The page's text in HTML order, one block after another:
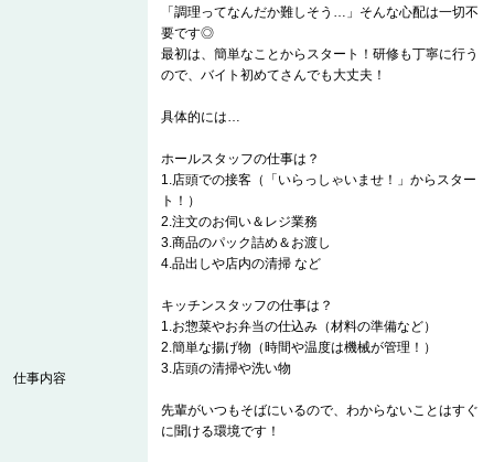
仕事内容
「調理ってなんだか難しそう…」そんな心配は一切不
要です◎
最初は、簡単なことからスタート！研修も丁寧に行う
ので、バイト初めてさんでも大丈夫！
具体的には…
ホールスタッフの仕事は？
1.店頭での接客（「いらっしゃいませ！」からスター
ト！）
2.注文のお伺い＆レジ業務
3.商品のパック詰め＆お渡し
4.品出しや店内の清掃 など
キッチンスタッフの仕事は？
1.お惣菜やお弁当の仕込み（材料の準備など）
2.簡単な揚げ物（時間や温度は機械が管理！）
3.店頭の清掃や洗い物
先輩がいつもそばにいるので、わからないことはすぐ
に聞ける環境です！